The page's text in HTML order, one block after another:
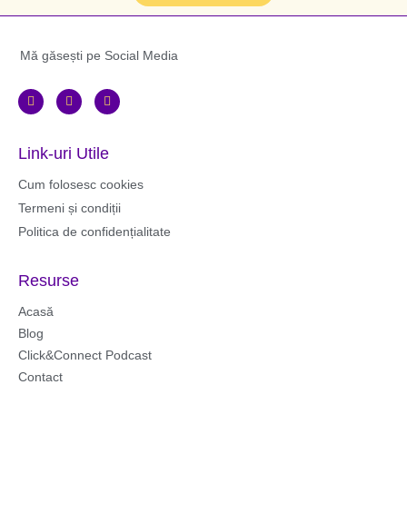
Mă găsești pe Social Media
F
a
b
o
k
I
n
a
g
a
Y
o
b
Link-uri Utile
Cum folosesc cookies
Termeni și condiții
Politica de confidențialitate
Resurse
Acasă
Blog
Click&Connect Podcast
Contact